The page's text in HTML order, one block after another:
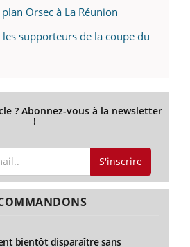
Orsec à La Réunion
les supporteurs de la coupe du
? Abonnez-vous à la newsletter
!
S'inscrire
bientôt disparaître sans